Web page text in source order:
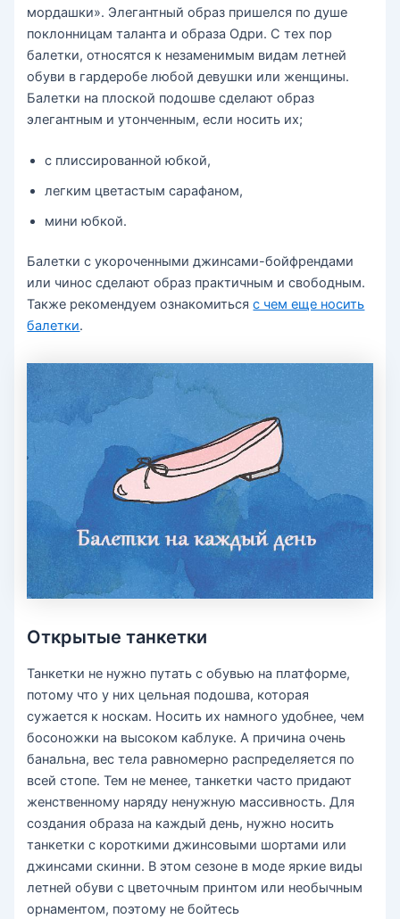
мордашки». Элегантный образ пришелся по душе
поклонницам таланта и образа Одри. С тех пор
балетки, относятся к незаменимым видам летней
обуви в гардеробе любой девушки или женщины.
Балетки на плоской подошве сделают образ
элегантным и утонченным, если носить их;
с плиссированной юбкой,
легким цветастым сарафаном,
мини юбкой.
Балетки с укороченными джинсами-бойфрендами
или чинос сделают образ практичным и свободным.
Также рекомендуем ознакомитьсяс чем еще носить
балетки.
Открытые танкетки
Танкетки не нужно путать с обувью на платформе,
потому что у них цельная подошва, которая
сужается к носкам. Носить их намного удобнее, чем
босоножки на высоком каблуке. А причина очень
банальна, вес тела равномерно распределяется по
всей стопе. Тем не менее, танкетки часто придают
женственному наряду ненужную массивность. Для
создания образа на каждый день, нужно носить
танкетки с короткими джинсовыми шортами или
джинсами скинни. В этом сезоне в моде яркие виды
летней обуви с цветочным принтом или необычным
орнаментом, поэтому не бойтесь